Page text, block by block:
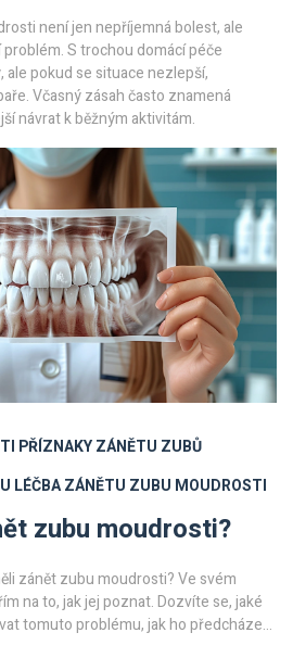
není jen nepříjemná bolest, ale
S trochou domácí péče
pokud se situace nezlepší,
Včasný zásah často znamená
návrat k běžným aktivitám.
PŘÍZNAKY ZÁNĚTU ZUBŮ
LÉČBA ZÁNĚTU ZUBU MOUDROSTI
zubu moudrosti?
zánět zubu moudrosti? Ve svém
na to, jak jej poznat. Dozvíte se, jaké
tomuto problému, jak ho předcházet